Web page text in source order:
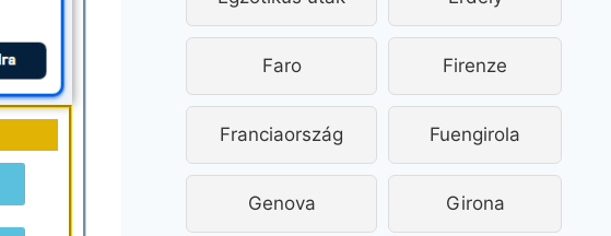
Faro Firenze
Franciaország Fuengirola
Genova Girona